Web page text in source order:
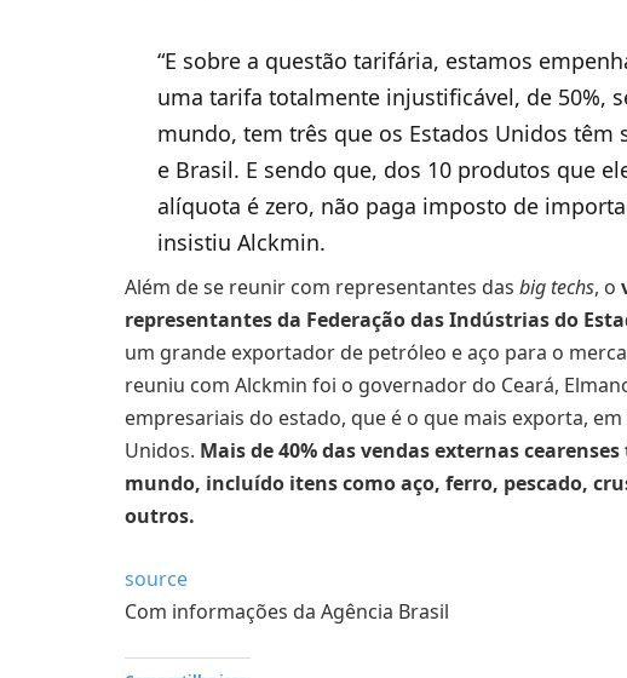
“E sobre a questão tarifária, estamos
uma tarifa totalmente injustificável, de 50%,
mundo, tem três que os Estados Unidos têm
e Brasil. E sendo que, dos 10 produtos que
alíquota é zero, não paga imposto de
insistiu Alckmin.
Além de se reunir com representantes das big techs, o
representantes da Federação das Indústrias do
um grande exportador de petróleo e aço para o
reuniu com Alckmin foi o governador do Ceará,
empresariais do estado, que é o que mais exporta,
Unidos. Mais de 40% das vendas externas
mundo, incluído itens como aço, ferro, pescado,
outros.
source
Com informações da Agência Brasil